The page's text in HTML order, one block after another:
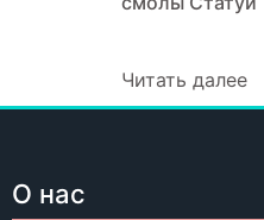
Читать далее
О нас